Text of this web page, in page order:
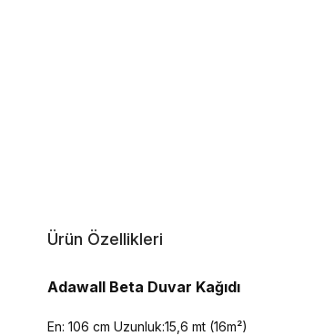
Ürün Özellikleri
Adawall Beta Duvar Kağıdı
En: 106 cm Uzunluk:15,6 mt (16m²)